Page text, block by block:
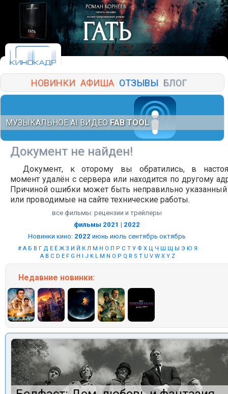
НОВИНКИ АФИША ОТЗЫВЫ БЛОГ
МУЗЫКАЛЬНОЕ AI ВИДЕО FAB TOOL
Документ не найден!
Документ, к оторому вы обратились, в
момент удалён с сервера или находится по другому
Причиной ошибки может быть неправильно указанный
или проводимые на сайте технические работы.
все фильмы: рецензии и трейлеры
фильмы 2021 | 2022
Новинки кино: 2022 июнь июль сентябрь октябрь
# А Б В Г Д Е Ё Ж З И Й К Л М Н О П Р С Т У Ф Х Ц Ч Ш Щ Ы Э Ю Я
A B C D E F G H I J K L M N O P Q R S T U V W X Y Z
Недавние новинки: